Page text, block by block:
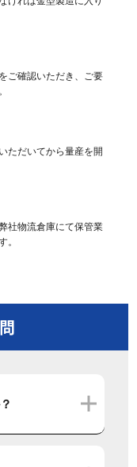
ご確認いただき、ご要
ただいてから量産を開
社物流倉庫にて保管業
。